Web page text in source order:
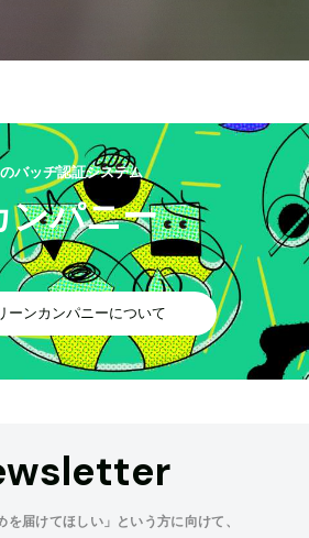
バッヂ認証システム
ンパニー
ーンカンパニーについて
を届けてほしい」という方に向けて、